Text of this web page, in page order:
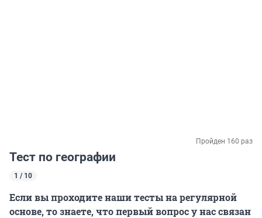
Пройден 160 раз
Тест по географии
1 / 10
Если вы проходите наши тесты на регулярной
основе, то знаете, что первый вопрос у нас связан